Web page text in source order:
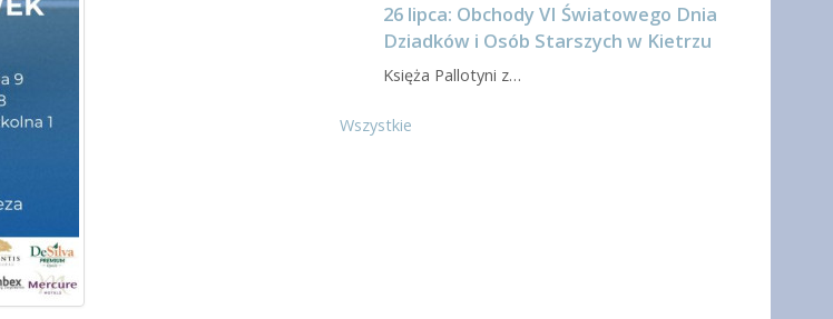
26 lipca: Obchody VI Światowego Dnia
Dziadków i Osób Starszych w Kietrzu
Księża Pallotyni z…
Wszystkie